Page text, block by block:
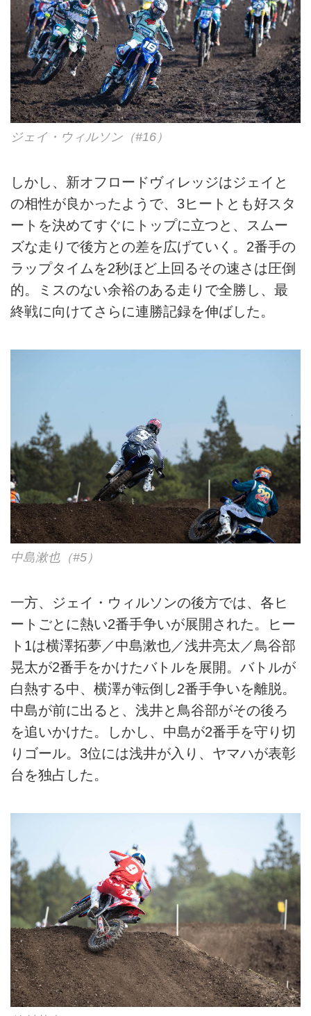
ジェイ・ウィルソン（#16）
しかし、新オフロードヴィレッジはジェイと
の相性が良かったようで、3ヒートとも好スタ
ートを決めてすぐにトップに立つと、スムー
ズな走りで後方との差を広げていく。2番手の
ラップタイムを2秒ほど上回るその速さは圧倒
的。ミスのない余裕のある走りで全勝し、最
終戦に向けてさらに連勝記録を伸ばした。
中島漱也（#5）
一方、ジェイ・ウィルソンの後方では、各ヒ
ートごとに熱い2番手争いが展開された。ヒー
ト1は横澤拓夢／中島漱也／浅井亮太／鳥谷部
晃太が2番手をかけたバトルを展開。バトルが
白熱する中、横澤が転倒し2番手争いを離脱。
中島が前に出ると、浅井と鳥谷部がその後ろ
を追いかけた。しかし、中島が2番手を守り切
りゴール。3位には浅井が入り、ヤマハが表彰
台を独占した。